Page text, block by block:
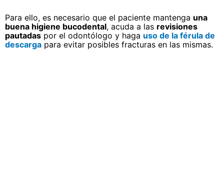
Para ello, es necesario que el paciente mantenga una
buena higiene bucodental, acuda a las revisiones
pautadas por el odontólogo y haga uso de la férula de
descarga para evitar posibles fracturas en las mismas.